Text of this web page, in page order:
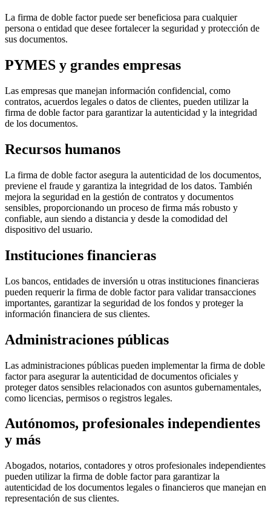
La firma de doble factor puede ser beneficiosa para cualquier
persona o entidad que desee fortalecer la seguridad y protección de
sus documentos.
PYMES y grandes empresas
Las empresas que manejan información confidencial, como
contratos, acuerdos legales o datos de clientes, pueden utilizar la
firma de doble factor para garantizar la autenticidad y la integridad
de los documentos.
Recursos humanos
La firma de doble factor asegura la autenticidad de los documentos,
previene el fraude y garantiza la integridad de los datos. También
mejora la seguridad en la gestión de contratos y documentos
sensibles, proporcionando un proceso de firma más robusto y
confiable, aun siendo a distancia y desde la comodidad del
dispositivo del usuario.
Instituciones financieras
Los bancos, entidades de inversión u otras instituciones financieras
pueden requerir la firma de doble factor para validar transacciones
importantes, garantizar la seguridad de los fondos y proteger la
información financiera de sus clientes.
Administraciones públicas
Las administraciones públicas pueden implementar la firma de doble
factor para asegurar la autenticidad de documentos oficiales y
proteger datos sensibles relacionados con asuntos gubernamentales,
como licencias, permisos o registros legales.
Autónomos, profesionales independientes
y más
Abogados, notarios, contadores y otros profesionales independientes
pueden utilizar la firma de doble factor para garantizar la
autenticidad de los documentos legales o financieros que manejan en
representación de sus clientes.